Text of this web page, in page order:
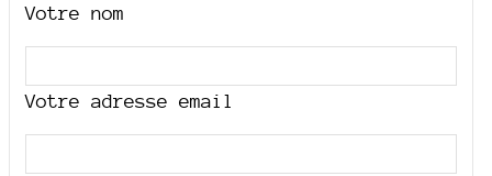
Votre nom
Votre adresse email